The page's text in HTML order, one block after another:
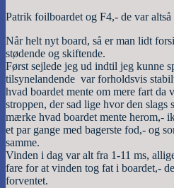
Patrik foilboardet og F4,- de var altså
Når helt nyt board, så er man lidt
stødende og skiftende.
Først sejlede jeg ud indtil jeg kunne
tilsynelandende var forholdsvis
hvad boardet mente om mere fart da
stroppen, der sad lige hvor den
mærke hvad boardet mente herom,-
et par gange med bagerste fod,- og
samme.
Vinden i dag var alt fra 1-11 ms,
fare for at vinden tog fat i boardet,-
forventet.